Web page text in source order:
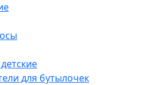
для бутылочек